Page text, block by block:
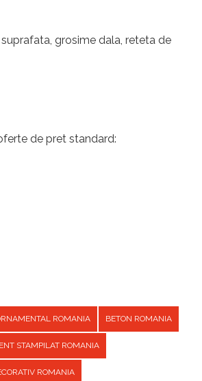
grosime dala, reteta de
de pret standard:
ROMANIA BETON ROMANIA
STAMPILAT ROMANIA
ROMANIA